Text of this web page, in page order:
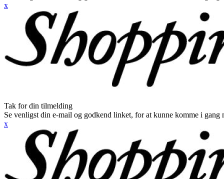
x
Tak for din tilmelding
Se venligst din e-mail og godkend linket, for at kunne komme i gang
x